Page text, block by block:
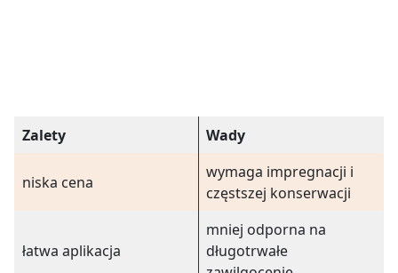
Zalety Wady
niska cena
wymaga impregnacji i
częstszej konserwacji
łatwa aplikacja
mniej odporna na
długotrwałe